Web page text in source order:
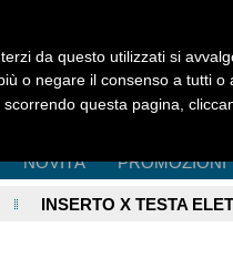
NOVITÀ PROMOZIONI
INSERTO X TESTA
da questo utilizzati si
o negare il consenso a tutti o
questa pagina,